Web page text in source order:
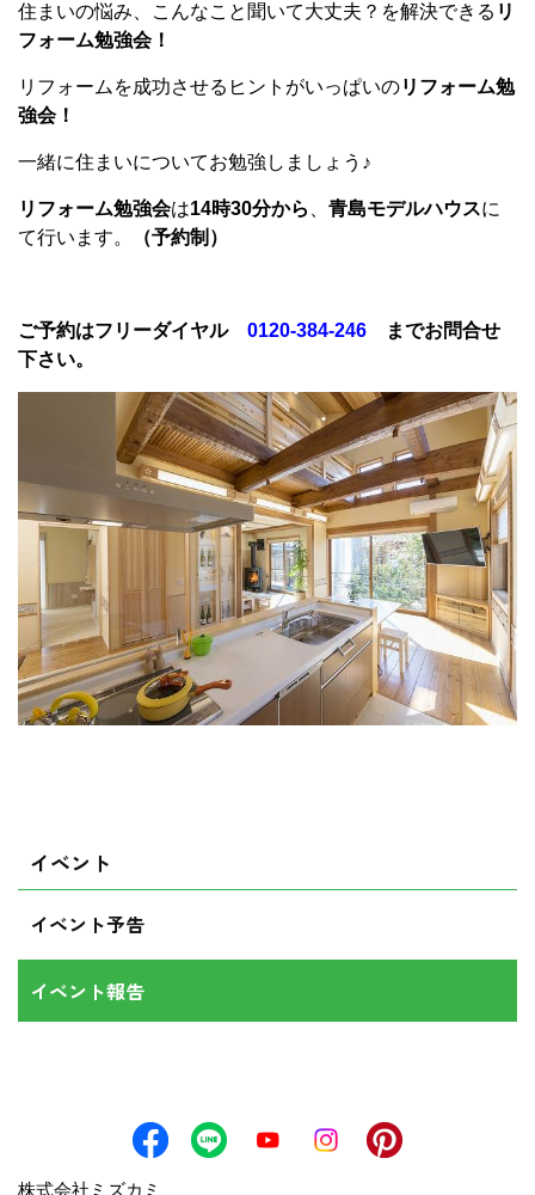
住まいの悩み、こんなこと聞いて大丈夫？を解決できる リ
フォーム勉強会！
リフォームを成功させるヒントがいっぱいのリフォーム勉
強会！
一緒に住まいについてお勉強しましょう♪
リフォーム勉強会は14時30分から 青島モデルハウスに
て行います。
（予約制）
ご予約はフリーダイヤル 0120-384-246
までお問合せ
下さい。
イベント
イベント予告
イベント報告
株式会社ミズカミ